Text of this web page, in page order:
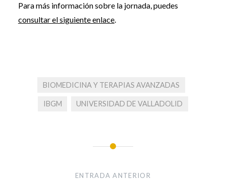
Para más información sobre la jornada, puedes
consultar el siguiente enlace.
BIOMEDICINA Y TERAPIAS AVANZADAS
IBGM UNIVERSIDAD DE VALLADOLID
ENTRADA ANTERIOR